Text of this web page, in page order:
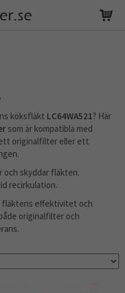
köksfläkt LC64WA521? Här
som är kompatibla med
originalfilter eller ett
skyddar fläkten.
recirkulation.
effektivitet och
originalfilter och